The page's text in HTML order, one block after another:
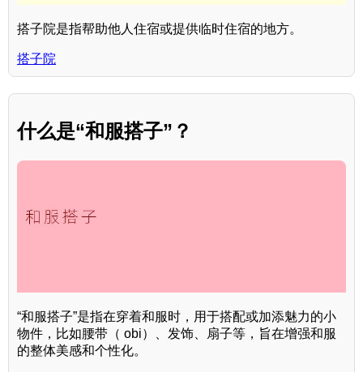
搭子院是指帮助他人住宿或提供临时住宿的地方。
搭子院
什么是“和服搭子”？
“和服搭子”是指在穿着和服时，用于搭配或加添魅力的小
物件，比如腰带（ obi）、发饰、扇子等，旨在增强和服
的整体美感和个性化。